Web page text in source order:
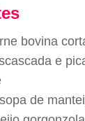
bovina
e
de